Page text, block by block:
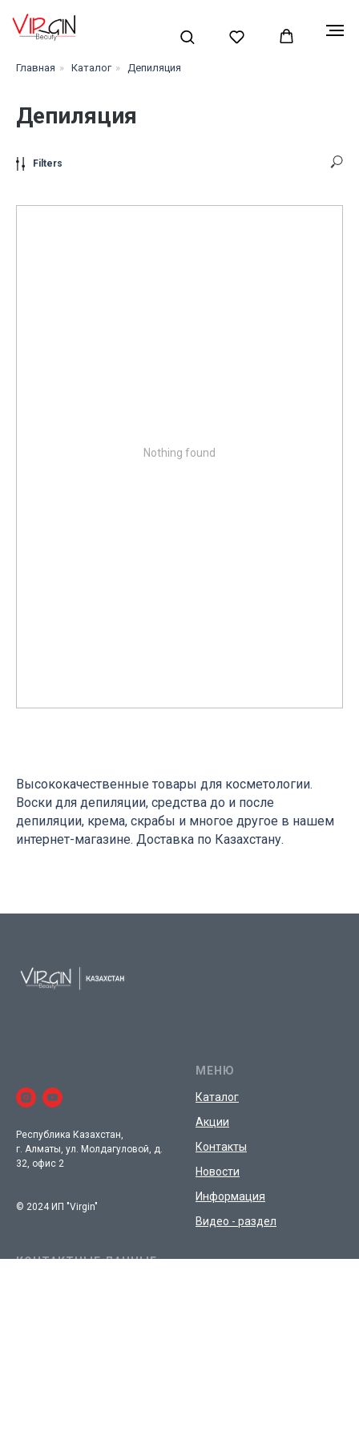
Главная » Каталог » Депиляция
Депиляция
Filters
Nothing found
Высококачественные товары для косметологии.
Воски для депиляции, средства до и после
депиляции, крема, скрабы и многое другое в нашем
интернет-магазине. Доставка по Казахстану.
Республика Казахстан,
г. Алматы, ул. Молдагуловой, д.
32, офис 2
© 2024 ИП "Virgin"
МЕНЮ
Каталог
Акции
Контакты
Новости
Информация
Видео - раздел
КОНТАКТНЫЕ ДАННЫЕ: